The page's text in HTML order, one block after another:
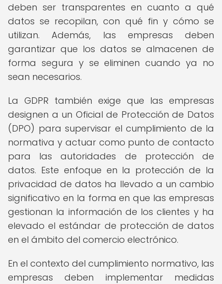
deben ser transparentes en cuanto a qué
datos se recopilan, con qué fin y cómo se
utilizan. Además, las empresas deben
garantizar que los datos se almacenen de
forma segura y se eliminen cuando ya no
sean necesarios.
La GDPR también exige que las empresas
designen a un Oficial de Protección de Datos
(DPO) para supervisar el cumplimiento de la
normativa y actuar como punto de contacto
para las autoridades de protección de
datos. Este enfoque en la protección de la
privacidad de datos ha llevado a un cambio
significativo en la forma en que las empresas
gestionan la información de los clientes y ha
elevado el estándar de protección de datos
en el ámbito del comercio electrónico.
En el contexto del cumplimiento normativo, las
empresas deben implementar medidas